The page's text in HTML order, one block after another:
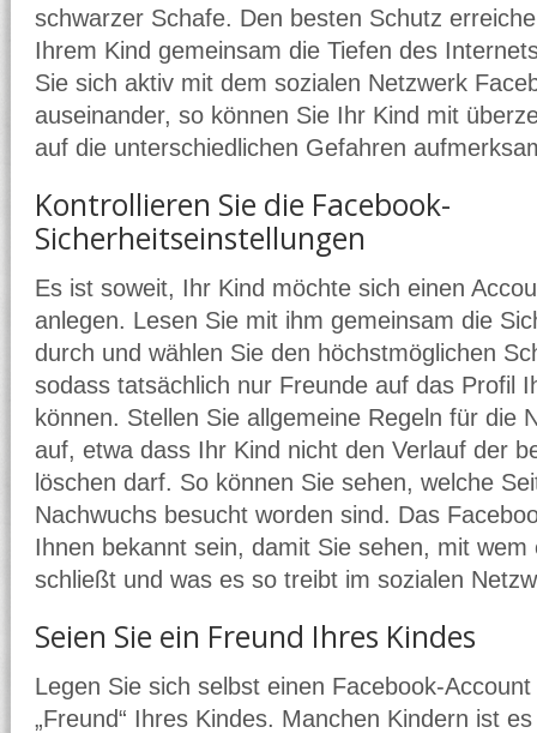
schwarzer Schafe. Den besten Schutz
Ihrem Kind gemeinsam die Tiefen des
Sie sich aktiv mit dem sozialen Netzwerk
auseinander, so können Sie Ihr Kind mit
auf die unterschiedlichen Gefahren
Kontrollieren Sie die Facebook-
Sicherheitseinstellungen
Es ist soweit, Ihr Kind möchte sich einen
anlegen. Lesen Sie mit ihm gemeinsam die
durch und wählen Sie den höchstmöglichen
sodass tatsächlich nur Freunde auf das Profil
können. Stellen Sie allgemeine Regeln für die
auf, etwa dass Ihr Kind nicht den Verlauf der
löschen darf. So können Sie sehen, welche
Nachwuchs besucht worden sind. Das
Ihnen bekannt sein, damit Sie sehen, mit wem
schließt und was es so treibt im sozialen
Seien Sie ein Freund Ihres Kindes
Legen Sie sich selbst einen Facebook-
„Freund“ Ihres Kindes. Manchen Kindern ist